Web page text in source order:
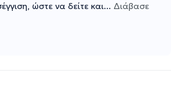
ώστε να δείτε και... Διάβασε